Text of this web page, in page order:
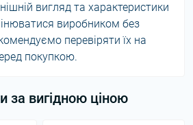
вигляд та характеристики
виробником без
перевіряти їх на
покупкою.
за вигідною ціною